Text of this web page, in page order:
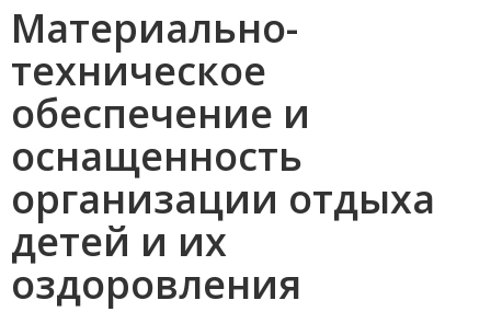
Материально-
техническое
обеспечение и
оснащенность
организации отдыха
детей и их
оздоровления